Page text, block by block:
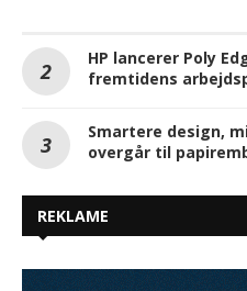
HP lancerer Poly
fremtidens
Smartere design,
overgår til
REKLAME